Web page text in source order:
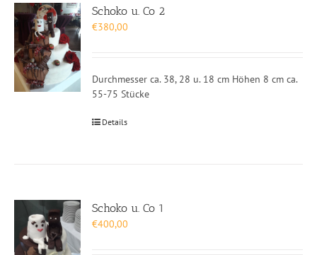
Schoko u. Co 2
€380,00
Durchmesser ca. 38, 28 u. 18 cm Höhen 8 cm ca.
55-75 Stücke
Details
Schoko u. Co 1
€400,00